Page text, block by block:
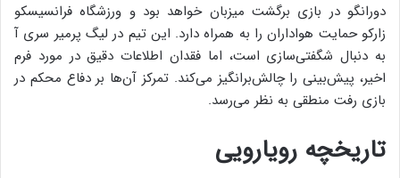
دورانگو در بازی برگشت میزبان خواهد بود و ورزشگاه فرانسیسکو
زارکو حمایت هواداران را به همراه دارد. این تیم در لیگ پرمیر سری آ
به دنبال شگفتی‌سازی است، اما فقدان اطلاعات دقیق در مورد فرم
اخیر، پیش‌بینی را چالش‌برانگیز می‌کند. تمرکز آن‌ها بر دفاع محکم در
بازی رفت منطقی به نظر می‌رسد.
تاریخچه رویارویی